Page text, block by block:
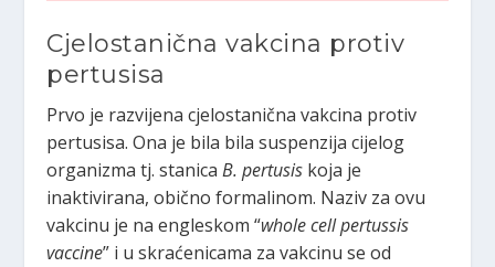
Cjelostanična vakcina protiv
pertusisa
Prvo je razvijena cjelostanična vakcina protiv
pertusisa. Ona je bila bila suspenzija cijelog
organizma tj. stanicaB. pertusis koja je
inaktivirana, obično formalinom. Naziv za ovu
vakcinu je na engleskom “whole cell pertussis
vaccine” i u skraćenicama za vakcinu se od